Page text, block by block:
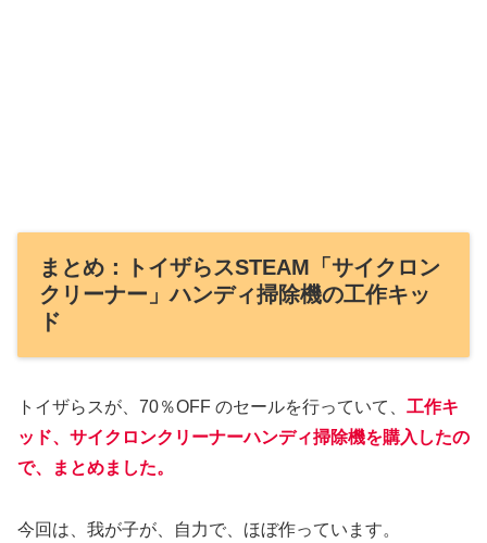
まとめ：トイザらスSTEAM「サイクロン
クリーナー」ハンディ掃除機の工作キッ
ド
トイザらスが、70％OFF のセールを行っていて、 工作キ
ッド、サイクロンクリーナーハンディ掃除機を購入したの
で、まとめました。
今回は、我が子が、自力で、ほぼ作っています。